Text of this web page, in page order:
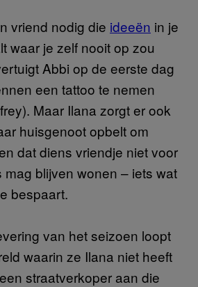
vriend nodig die ideeën in je
waar je zelf nooit op zou
Abbi op de eerste dag
een tattoo te nemen
Maar Ilana zorgt er ook
huisgenoot opbelt om
dat diens vriendje niet voor
mag blijven wonen – iets wat
bespaart.
van het seizoen loopt
waarin ze Ilana niet heeft
straatverkoper aan die